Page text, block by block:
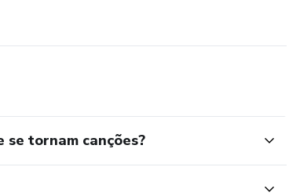
tornam canções?